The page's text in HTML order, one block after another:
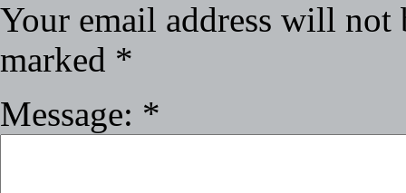
Your email address will not
marked *
Message: *